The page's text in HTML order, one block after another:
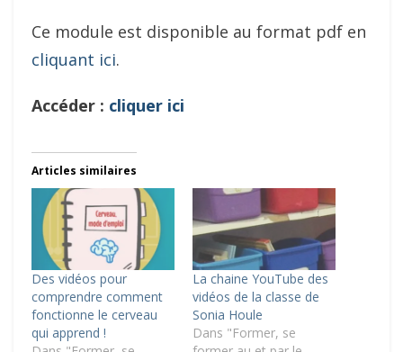
Ce module est disponible au format pdf en
cliquant ici.
Accéder : cliquer ici
Articles similaires
Des vidéos pour
comprendre comment
fonctionne le cerveau
qui apprend !
La chaine YouTube des
vidéos de la classe de
Sonia Houle
Dans "Former, se